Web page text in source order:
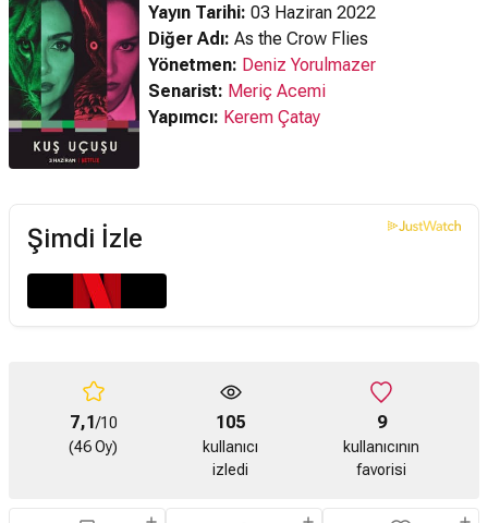
Yayın Tarihi: 03 Haziran 2022
Diğer Adı: As the Crow Flies
Yönetmen: Deniz Yorulmazer
Senarist: Meriç Acemi
Yapımcı: Kerem Çatay
Şimdi İzle
7,1/10
(46 Oy)
105
kullanıcı
izledi
9
kullanıcının
favorisi